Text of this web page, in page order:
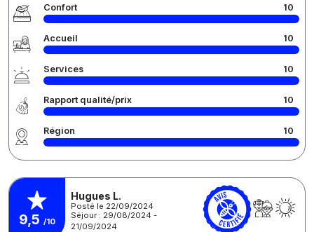
Confort 10
Accueil 10
Services 10
Rapport qualité/prix 10
Région 10
9,5 /10
Hugues L.
Posté le 22/09/2024
Séjour : 29/08/2024 -
21/09/2024